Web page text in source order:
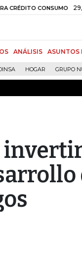
CONSUMO 29,66%
ANÁLISIS ASUNTOS
HOGAR GRUPO